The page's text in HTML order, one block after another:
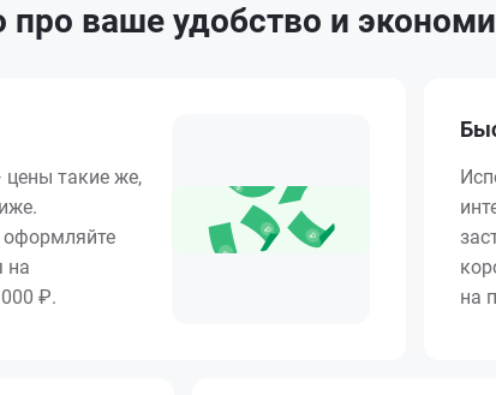
ваше удобство и
такие же,
оформляйте
на
₽.
на